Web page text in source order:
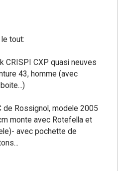
tout:
CRISPI CXP quasi neuves
43, homme (avec
de Rossignol, modele 2005
monte avec Rotefella et
avec pochette de